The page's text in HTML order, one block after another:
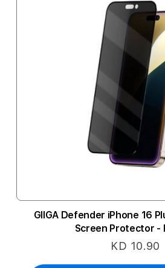
GIIGA Defender iPhone 16
Screen Protector -
KD 10.90